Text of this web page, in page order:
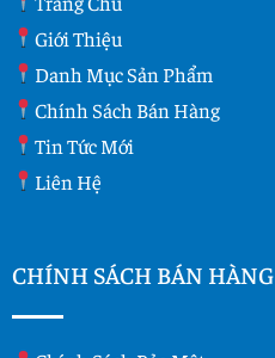
Giới Thiệu
Danh Mục Sản Phẩm
Chính Sách Bán Hàng
Tin Tức Mới
Liên Hệ
CHÍNH SÁCH BÁN HÀNG